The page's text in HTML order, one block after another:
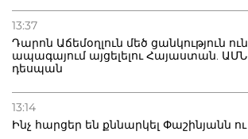
13:37
Դարոն Աճեմօղլուն մեծ ցանկություն
ապագայում այցելելու Հայաստան.
դեսպան
13:14
Ինչ հարցեր են քննարկել Փաշինյանն